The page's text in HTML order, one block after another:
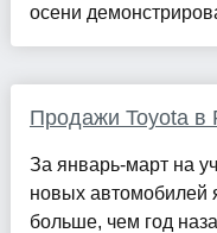
осени
Продажи Toyota в
За январь-март на
новых автомобилей
больше, чем год